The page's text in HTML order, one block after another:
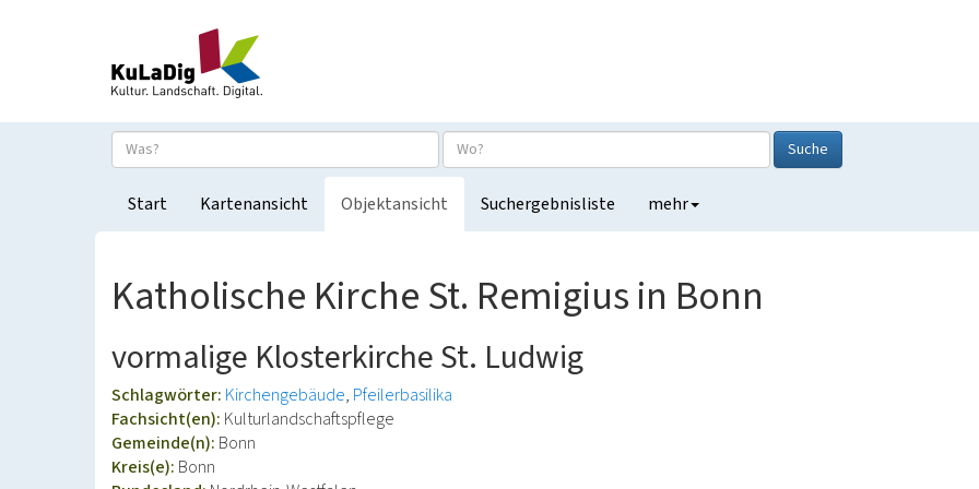
Suche
Start Kartenansicht Objektansicht Suchergebnisliste mehr
Katholische Kirche St. Remigius in Bonn
vormalige Klosterkirche St. Ludwig
Schlagwörter: Kirchengebäude Pfeilerbasilika
Fachsicht(en): Kulturlandschaftspflege
Gemeinde(n): Bonn
Kreis(e): Bonn